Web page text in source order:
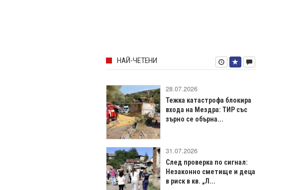
НАЙ-ЧЕТЕНИ
28.07.2026
Тежка катастрофа блокира
входа на Мездра: ТИР със
зърно се обърна...
31.07.2026
След проверка по сигнал:
Незаконно сметище и деца
в риск в кв. „Л...